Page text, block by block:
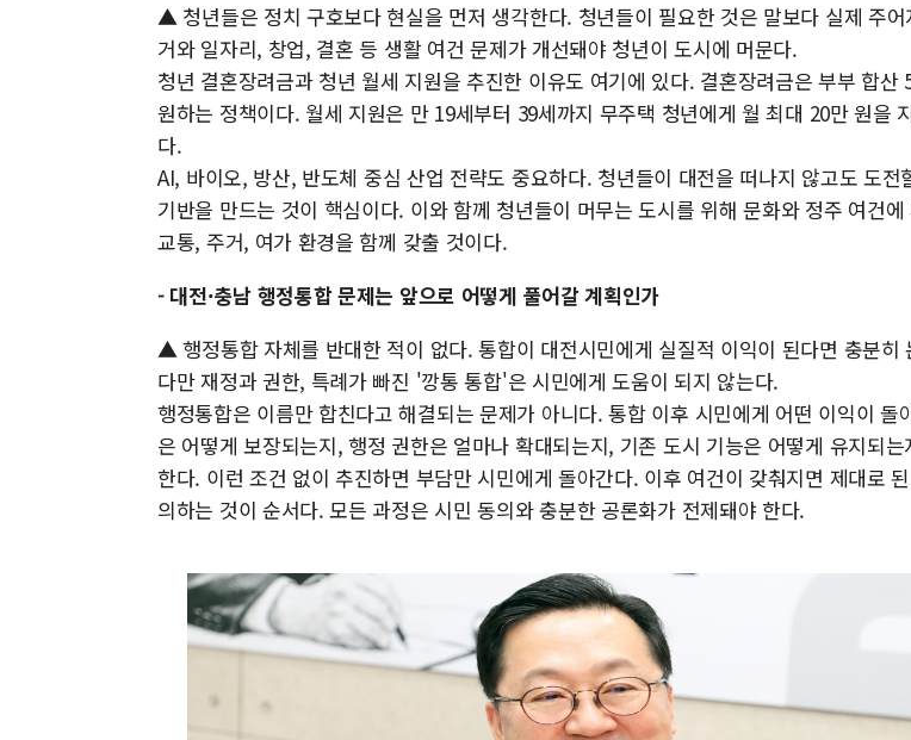
▲ 청년들은 정치 구호보다 현실을 먼저 생각한다. 청년들이 필요한 것은 말보다 실제 주
거와 일자리, 창업, 결혼 등 생활 여건 문제가 개선돼야 청년이 도시에 머문다.
청년 결혼장려금과 청년 월세 지원을 추진한 이유도 여기에 있다. 결혼장려금은 부부 합산
원하는 정책이다. 월세 지원은 만 19세부터 39세까지 무주택 청년에게 월 최대 20만 원을
다.
AI, 바이오, 방산, 반도체 중심 산업 전략도 중요하다. 청년들이 대전을 떠나지 않고도 도전
기반을 만드는 것이 핵심이다. 이와 함께 청년들이 머무는 도시를 위해 문화와 정주 여건
교통, 주거, 여가 환경을 함께 갖출 것이다.
- 대전·충남 행정통합 문제는 앞으로 어떻게 풀어갈 계획인가
▲ 행정통합 자체를 반대한 적이 없다. 통합이 대전시민에게 실질적 이익이 된다면 충분히
다만 재정과 권한, 특례가 빠진 '깡통 통합'은 시민에게 도움이 되지 않는다.
행정통합은 이름만 합친다고 해결되는 문제가 아니다. 통합 이후 시민에게 어떤 이익이 돌
은 어떻게 보장되는지, 행정 권한은 얼마나 확대되는지, 기존 도시 기능은 어떻게 유지되
한다. 이런 조건 없이 추진하면 부담만 시민에게 돌아간다. 이후 여건이 갖춰지면 제대로
의하는 것이 순서다. 모든 과정은 시민 동의와 충분한 공론화가 전제돼야 한다.